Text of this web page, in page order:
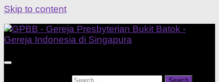
Skip to content